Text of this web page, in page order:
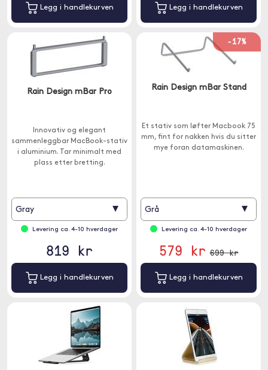
Legg i handlekurven Legg i handlekurven
Rain Design mBar Pro
Innovativ og elegant
sammenleggbar MacBook-stativ
i aluminium. Tar minimalt med
plass etter bretting.
Gray ▾
Levering ca. 4-10 hverdager
819 kr
Legg i handlekurven
-17%
Rain Design mBar Stand
Et stativ som løfter Macbook 75
mm, fint for nakken hvis du sitter
mye foran datamaskinen.
Grå ▾
Levering ca. 4-10 hverdager
579 kr 699 kr
Legg i handlekurven